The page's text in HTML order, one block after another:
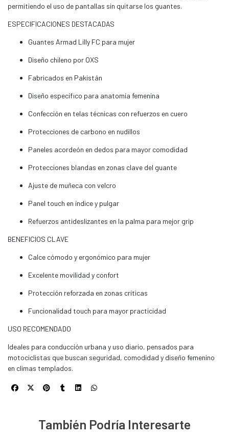
permitiendo el uso de pantallas sin quitarse los guantes.
ESPECIFICACIONES DESTACADAS
Guantes Armad Lilly FC para mujer
Diseño chileno por OXS
Fabricados en Pakistán
Diseño específico para anatomía femenina
Confección en telas técnicas con refuerzos en cuero
Protecciones de carbono en nudillos
Paneles acordeón en dedos para mayor comodidad
Protecciones blandas en zonas clave del guante
Ajuste de muñeca con velcro
Panel touch en índice y pulgar
Refuerzos antideslizantes en la palma para mejor grip
BENEFICIOS CLAVE
Calce cómodo y ergonómico para mujer
Excelente movilidad y confort
Protección reforzada en zonas críticas
Funcionalidad touch para mayor practicidad
USO RECOMENDADO
Ideales para conducción urbana y uso diario, pensados para
motociclistas que buscan seguridad, comodidad y diseño femenino
en climas templados.
También Podría Interesarte